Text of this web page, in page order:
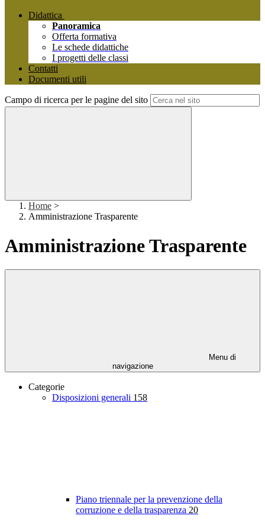
Didattica
Panoramica
Offerta formativa
Le schede didattiche
I progetti delle classi
Contatti
Documenti utili
Campo di ricerca per le pagine del sito
Home >
Amministrazione Trasparente
Amministrazione Trasparente
Menu di
navigazione
Categorie
Disposizioni generali 158
Piano triennale per la prevenzione della
corruzione e della trasparenza 20